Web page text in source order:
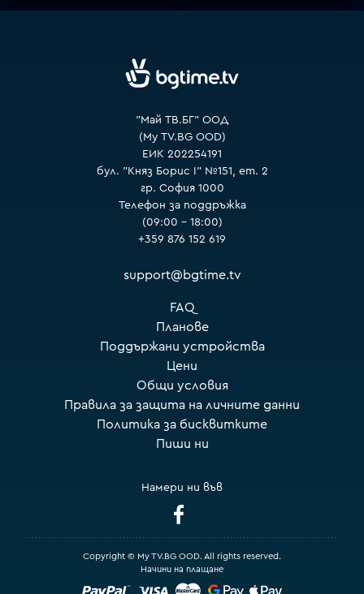
"Май ТВ.БГ" ООД
(My TV.BG OOD)
ЕИК 202254191
бул. "Княз Борис I" №151, ет. 2
гр. София 1000
Телефон за поддръжка
(09:00 – 18:00)
+359 876 152 619
support@bgtime.tv
FAQ
Планове
Поддържани устройства
Цени
Общи условия
Правила за защита на личните данни
Политика за бисквитките
Пиши ни
Намери ни във
Начини на плащане
Copyright © My TV.BG OOD. All rights reserved.